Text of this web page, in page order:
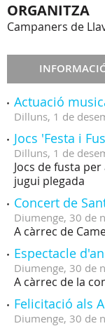
ORGANITZA
Campaners de
Actuació
Dilluns, 1 de
Jocs 'Festa i
Dilluns, 1 de
Jocs de fusta
jugui plegada
Concert de
Diumenge, 30 de
A càrrec de
Espectacle
Diumenge, 30 de
A càrrec de la
Felicitació als
Diumenge, 30 de